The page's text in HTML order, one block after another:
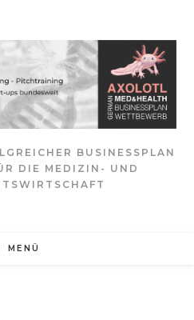
BUSINESSPLAN
DIE MEDIZIN- UND
MENÜ